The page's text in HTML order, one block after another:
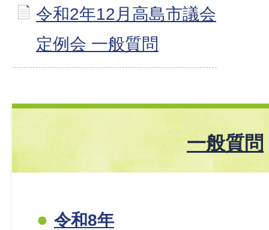
令和2年12月高島市議会
定例会 一般質問
一般質問
令和8年